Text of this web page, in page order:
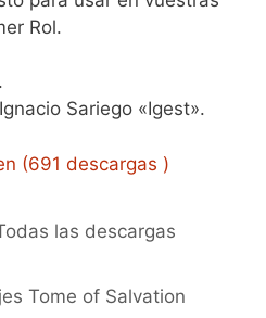
Rol.
Sariego «Igest».
(691 descargas )
las descargas
Tome of Salvation